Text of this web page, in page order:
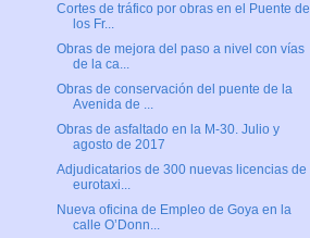
Cortes de tráfico por obras en el Puente de
los Fr...
Obras de mejora del paso a nivel con vías
de la ca...
Obras de conservación del puente de la
Avenida de ...
Obras de asfaltado en la M-30. Julio y
agosto de 2017
Adjudicatarios de 300 nuevas licencias de
eurotaxi...
Nueva oficina de Empleo de Goya en la
calle O’Donn...